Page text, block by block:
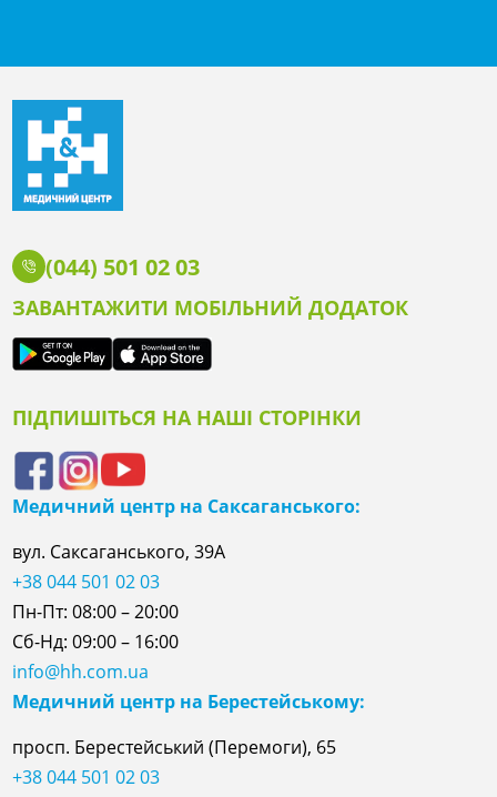
(044) 501 02 03
ЗАВАНТАЖИТИ МОБІЛЬНИЙ ДОДАТОК
ПІДПИШІТЬСЯ НА НАШІ СТОРІНКИ
Медичний центр на Саксаганського:
вул. Саксаганського, 39А
+38 044 501 02 03
Пн-Пт: 08:00 – 20:00
Сб-Нд: 09:00 – 16:00
info@hh.com.ua
Медичний центр на Берестейському:
просп. Берестейський (Перемоги), 65
+38 044 501 02 03